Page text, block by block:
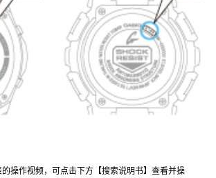
操作视频，可点击下方【搜索说明书】查看并操